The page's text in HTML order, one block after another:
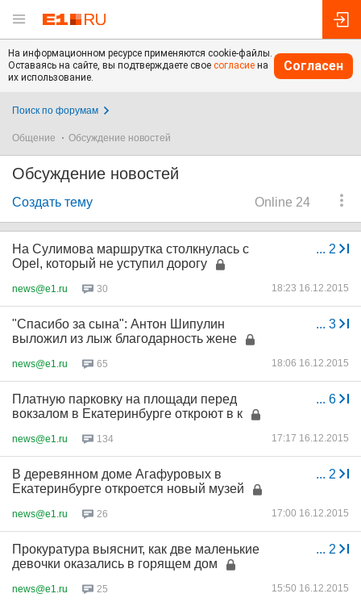
На информационном ресурсе применяются cookie-файлы.
Оставаясь на сайте, вы подтверждаете свое согласие на
их использование.
Согласен
Поиск по форумам
Общение Обсуждение новостей
Обсуждение новостей
Online 24
Создать тему
... 2
На Сулимова маршрутка столкнулась с
Opel, который не уступил дорогу
news@e1.ru 30 18:23 16.12.2015
... 3
"Спасибо за сына": Антон Шипулин
выложил из лыж благодарность жене
news@e1.ru 65 18:06 16.12.2015
... 6
Платную парковку на площади перед
вокзалом в Екатеринбурге откроют в к
news@e1.ru 134 17:17 16.12.2015
... 2
В деревянном доме Агафуровых в
Екатеринбурге откроется новый музей
news@e1.ru 26 17:00 16.12.2015
... 2
Прокуратура выяснит, как две маленькие
девочки оказались в горящем дом
news@e1.ru 25 15:50 16.12.2015